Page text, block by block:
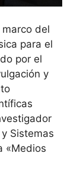
marco del
para el
por el
y
Sistemas
«Medios